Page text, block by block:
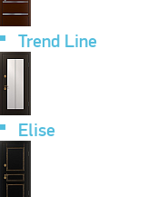
Trend Line
Elise